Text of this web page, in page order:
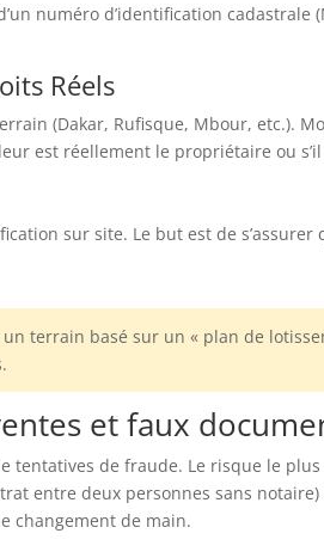
numéro d’identification cadastrale
Réels
(Dakar, Rufisque, Mbour, etc.).
est réellement le propriétaire ou s’il
sur site. Le but est de
terrain basé sur un « plan de
et faux
tentatives de fraude. Le risque le
entre deux personnes sans
changement de main.